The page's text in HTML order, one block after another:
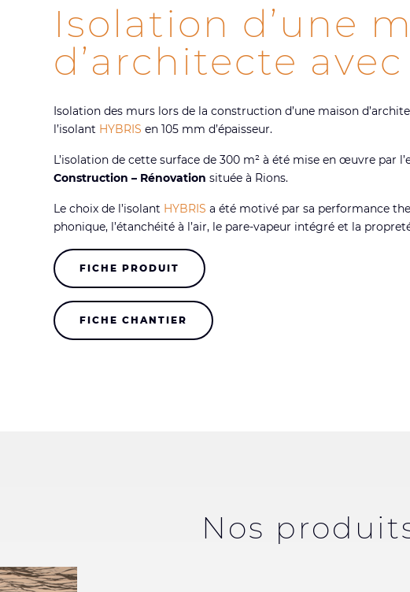
Isolation d’une
d’architecte
Isolation des murs lors de la construction d’une maison
l’isolant HYBRIS en 105 mm d’épaisseur.
L’isolation de cette surface de 300 m² à été mise en œuvre par
Construction – Rénovation située à Rions.
Le choix de l’isolant HYBRIS a été motivé par sa performance
phonique, l’étanchéité à l’air, le pare-vapeur intégré et la
FICHE PRODUIT
FICHE CHANTIER
Nos